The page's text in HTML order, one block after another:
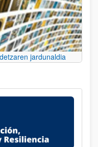
jardunaldia